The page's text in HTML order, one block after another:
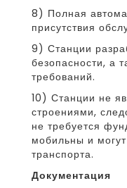
8) Полная
присутствия
9) Станции
безопасности, а
требований.
10) Станции не
строениями,
не требуется
мобильны и
транспорта.
Документация